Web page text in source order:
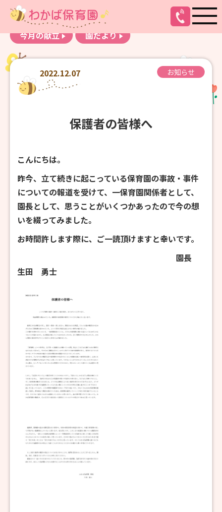
お知らせ
わかばアルバム
今月の献立
園だより
2022.12.07 お知らせ
保護者の皆様へ
こんにちは。
昨今、立て続きに起こっている保育園の事故・事件
についての報道を受けて、一保育園関係者として、
園長として、思うことがいくつかあったので今の想
いを綴ってみました。
お時間許します際に、ご一読頂けますと幸いです。
園長
生田 勇士